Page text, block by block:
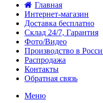
Главная
Интернет-магазин
Доставка бесплатно
Склад 24/7, Гарантия
Фото/Видео
Производство в
Распродажа
Контакты
Обратная связь
Меню